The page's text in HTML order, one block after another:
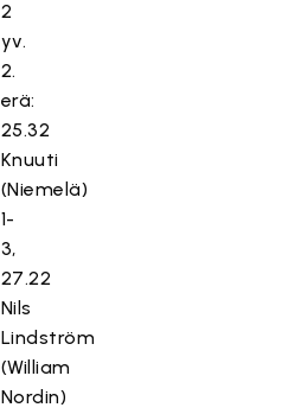
2
yv.
2.
erä:
25.32
Knuuti
(Niemelä)
1-
3,
27.22
Nils
Lindström
(William
Nordin)